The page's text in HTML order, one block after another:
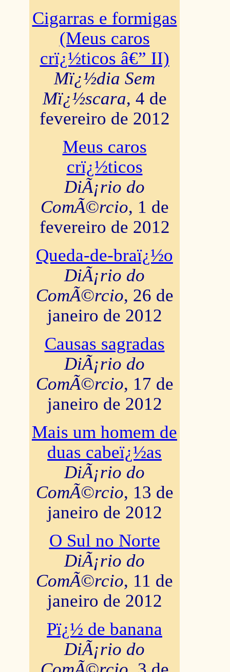
Cigarras e formigas
(Meus caros
crï¿½ticos â€” II)
Mï¿½dia Sem
Mï¿½scara, 4 de
fevereiro de 2012
Meus caros
crï¿½ticos
DiÃ¡rio do
ComÃ©rcio, 1 de
fevereiro de 2012
Queda-de-braï¿½o
DiÃ¡rio do
ComÃ©rcio, 26 de
janeiro de 2012
Causas sagradas
DiÃ¡rio do
ComÃ©rcio, 17 de
janeiro de 2012
Mais um homem de
duas cabeï¿½as
DiÃ¡rio do
ComÃ©rcio, 13 de
janeiro de 2012
O Sul no Norte
DiÃ¡rio do
ComÃ©rcio, 11 de
janeiro de 2012
Pï¿½ de banana
DiÃ¡rio do